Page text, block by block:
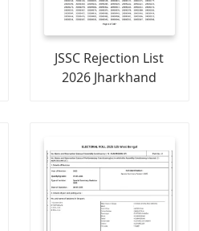
JSSC Rejection List
2026 Jharkhand